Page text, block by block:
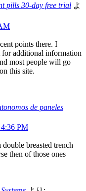
pills 30-day free trial よ
points there. I
for additional information
most people will go
this site.
de paneles
PM
double breasted trench
then of those ones